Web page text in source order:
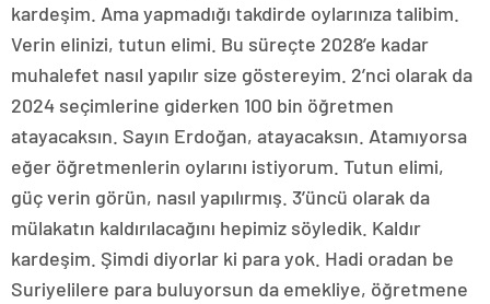
kardeşim. Ama yapmadığı takdirde oylarınıza talibim.
Verin elinizi, tutun elimi. Bu süreçte 2028’e kadar
muhalefet nasıl yapılır size göstereyim. 2’nci olarak da
2024 seçimlerine giderken 100 bin öğretmen
atayacaksın. Sayın Erdoğan, atayacaksın. Atamıyorsa
eğer öğretmenlerin oylarını istiyorum. Tutun elimi,
güç verin görün, nasıl yapılırmış. 3’üncü olarak da
mülakatın kaldırılacağını hepimiz söyledik. Kaldır
kardeşim. Şimdi diyorlar ki para yok. Hadi oradan be
Suriyelilere para buluyorsun da emekliye, öğretmene